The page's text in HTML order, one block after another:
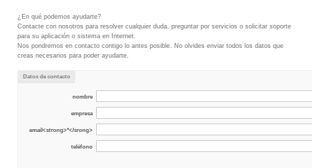
¿En qué podemos ayudarte?
Contacte con nosotros para resolver cualquier duda, preguntar por servicios o solicitar soporte
para su aplicación o sistema en Internet.
Nos pondremos en contacto contigo lo antes posible. No olvides enviar todos los datos que
creas necesarios para poder ayudarte.
Datos de contacto
nombre
empresa
email<strong>*</srong>
teléfono